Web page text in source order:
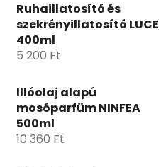
Ruhaillatosító és
szekrényillatosító LUCE
400ml
5 200 Ft
Illóolaj alapú
mosóparfüm NINFEA
500ml
10 360 Ft